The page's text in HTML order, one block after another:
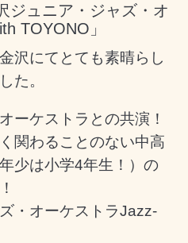
ジュニア・ジャズ・オ
TOYONO」
沢にてとても素晴らし
た。
ーケストラとの共演！
関わることのない中高
少は小学4年生！）の
・オーケストラJazz-